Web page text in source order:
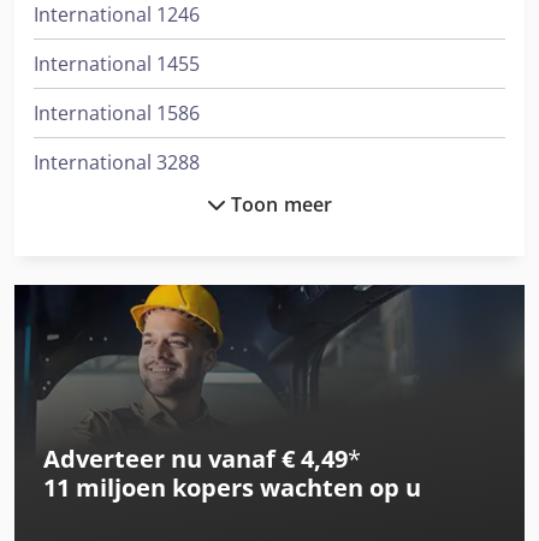
International 1246
International 1455
International 1586
International 3288
International 453
International 533
International 553
International 554
International 654
Toon meer
Adverteer nu vanaf € 4,49*
11 miljoen koperswachten op u